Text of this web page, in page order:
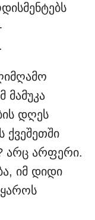
დღეს
ქვეშეთში
არც არფერი.
იმ დიდი